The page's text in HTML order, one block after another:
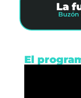
La
El